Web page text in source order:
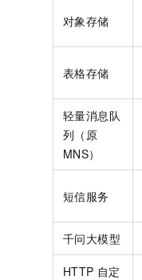
对象存储
表格存储
轻量消息队
列（原
MNS）
短信服务
千问大模型
HTTP 自定